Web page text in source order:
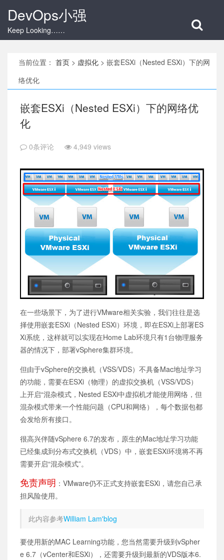
DevOps小强
Keep Looking……
当前位置：首页 > 虚拟化 >嵌套ESXi（Nested ESXi）下的网
络优化
嵌套ESXi（Nested ESXi）下的网络优
化
0条评论 4,949 views
在一些场景下，为了进行VMware相关实验，我们往往是选
择使用嵌套ESXi（Nested ESXi）环境，即在ESXi上部署ES
Xi系统，这样就可以实现在Home Lab环境只有1台物理服务
器的情况下，部署vSphere集群环境。
但由于vSphere的交换机（VSS/VDS）不具备Mac地址学习
的功能，需要在ESXi（物理）的虚拟交换机（VSS/VDS）
上开启“混杂模式，Nested ESXi中虚拟机才能使用网络，但
混杂模式带来一个性能问题（CPU和网络），每个数据包都
会发给所有接口。
很高兴伴随vSphere 6.7的发布，原生的Mac地址学习功能
已经集成到分布式交换机（VDS）中，嵌套ESXi环境将不再
需要开启“混杂模式”。
免责声明 ：VMware仍不正式支持嵌套ESXi，请您自己承
担风险使用。
此内容参考William Lam'blog
要使用新的MAC Learning功能，您当然需要升级到vSpher
e 6.7（vCenter和ESXi），还需要升级到最新的VDS版本6.